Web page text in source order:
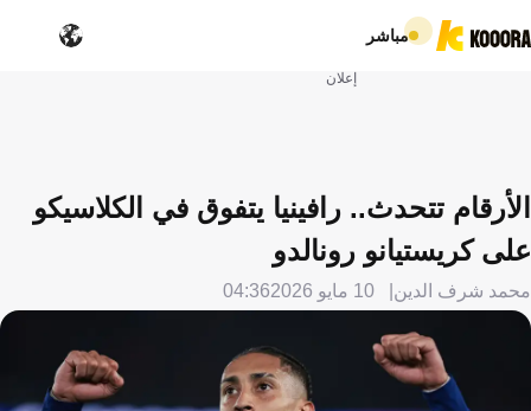
مباشر
إعلان
الأرقام تتحدث.. رافينيا يتفوق في الكلاسيكو
على كريستيانو رونالدو
محمد شرف الدين 10 مايو 2026 04:36